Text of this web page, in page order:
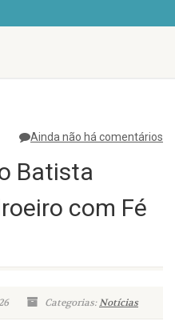
Ainda não há comentários
Batista
com Fé
Categorias:Notícias